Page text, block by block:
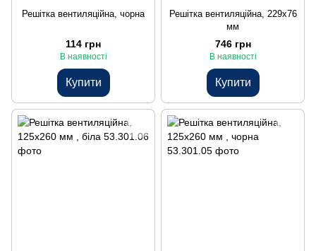
Решітка вентиляційна, чорна
114 грн
В наявності
Купити
Решітка вентиляційна, 229x76
мм
746 грн
В наявності
Купити